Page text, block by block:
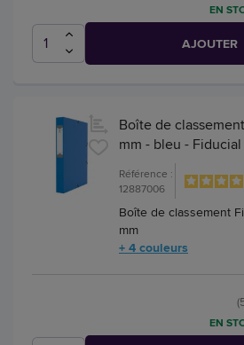
EN
AJOUTER
Boîte de
mm - bleu - Fiducial
Référence :
12887006
Boîte de classement
mm
+ 4 couleurs
EN